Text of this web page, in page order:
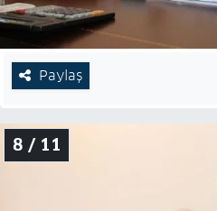
Paylaş
8 / 11